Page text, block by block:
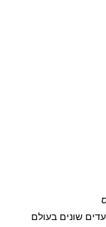
שונים בעולם